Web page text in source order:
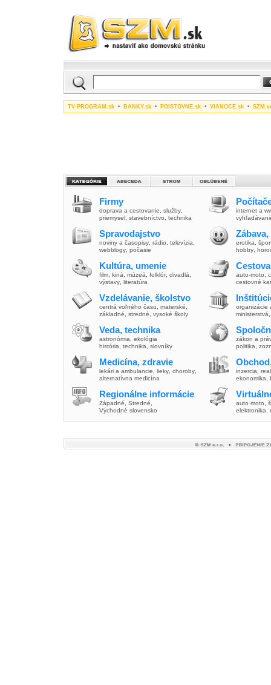
TV-PROGRAM.sk • BANKY.sk • POISTOVNE.sk • VIANOCE.sk •
Firmy
doprava a cestovanie služby
priemysel stavebníctvo technika
Spravodajstvo
noviny a časopisy rádio televízia
webblogy počasie
Kultúra, umenie
film kiná múzeá folklór, divadlá
výstavy literatúra
Vzdelávanie, školstvo
centrá voľného času materské
základné
stredné vysoké školy
Veda, technika
astronómia
ekológia
história
technika slovníky
Medicína, zdravie
lekári a ambulancie lieky choroby
alternatívna medicína
Regionálne informácie
Západné Stredné
Východné slovensko
internet a
erotika
hobby
auto-moto
cestovné
organizácie
ministerstvá
zákon a
politika
inzercia
ekonomika
auto moto
elektronika,